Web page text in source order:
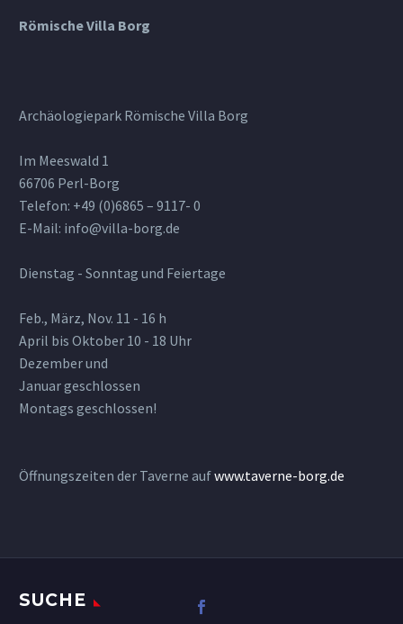
Römische Villa Borg
Archäologiepark Römische Villa Borg
Im Meeswald 1
66706 Perl-Borg
Telefon: +49 (0)6865 – 9117- 0
E-Mail: info@villa-borg.de
Dienstag - Sonntag und Feiertage
Feb., März, Nov. 11 - 16 h
April bis Oktober 10 - 18 Uhr
Dezember und
Januar geschlossen
Montags geschlossen!
Öffnungszeiten der Taverne aufwww.taverne-borg.de
SUCHE